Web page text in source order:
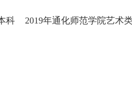
科
2019年通化师范学院艺术